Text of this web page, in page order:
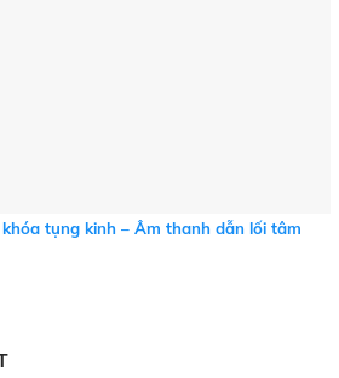
tụng kinh – Âm thanh dẫn lối tâm